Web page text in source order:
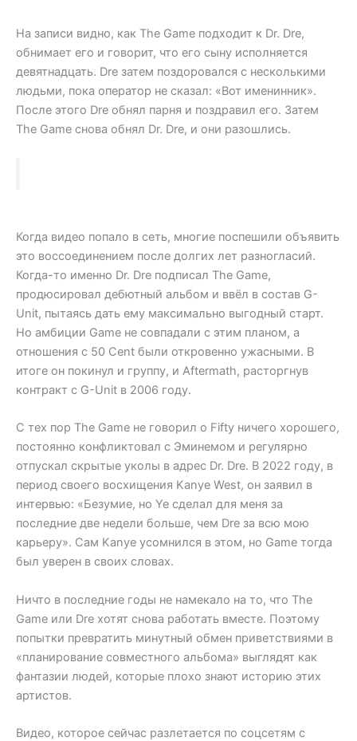
На записи видно, как The Game подходит к Dr. Dre,
обнимает его и говорит, что его сыну исполняется
девятнадцать. Dre затем поздоровался с несколькими
людьми, пока оператор не сказал: «Вот именинник».
После этого Dre обнял парня и поздравил его. Затем
The Game снова обнял Dr. Dre, и они разошлись.
Когда видео попало в сеть, многие поспешили объявить
это воссоединением после долгих лет разногласий.
Когда-то именно Dr. Dre подписал The Game,
продюсировал дебютный альбом и ввёл в состав G-
Unit, пытаясь дать ему максимально выгодный старт.
Но амбиции Game не совпадали с этим планом, а
отношения с 50 Cent были откровенно ужасными. В
итоге он покинул и группу, и Aftermath, расторгнув
контракт с G-Unit в 2006 году.
С тех пор The Game не говорил о Fifty ничего хорошего,
постоянно конфликтовал с Эминемом и регулярно
отпускал скрытые уколы в адрес Dr. Dre. В 2022 году, в
период своего восхищения Kanye West, он заявил в
интервью: «Безумие, но Ye сделал для меня за
последние две недели больше, чем Dre за всю мою
карьеру». Сам Kanye усомнился в этом, но Game тогда
был уверен в своих словах.
Ничто в последние годы не намекало на то, что The
Game или Dre хотят снова работать вместе. Поэтому
попытки превратить минутный обмен приветствиями в
«планирование совместного альбома» выглядят как
фантазии людей, которые плохо знают историю этих
артистов.
Видео, которое сейчас разлетается по соцсетям с